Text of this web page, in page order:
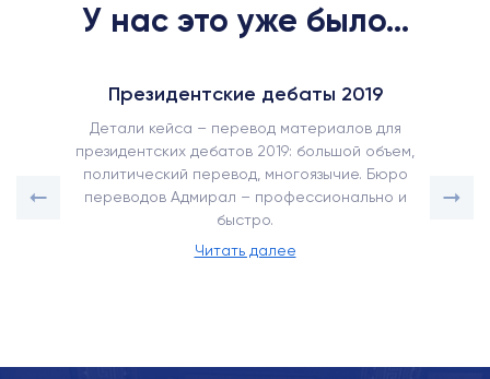
У нас это уже было...
Президентские дебаты 2019
Детали кейса – перевод материалов для
президентских дебатов 2019: большой объем,
политический перевод, многоязычие. Бюро
переводов Адмирал – профессионально и
быстро.
Читать далее